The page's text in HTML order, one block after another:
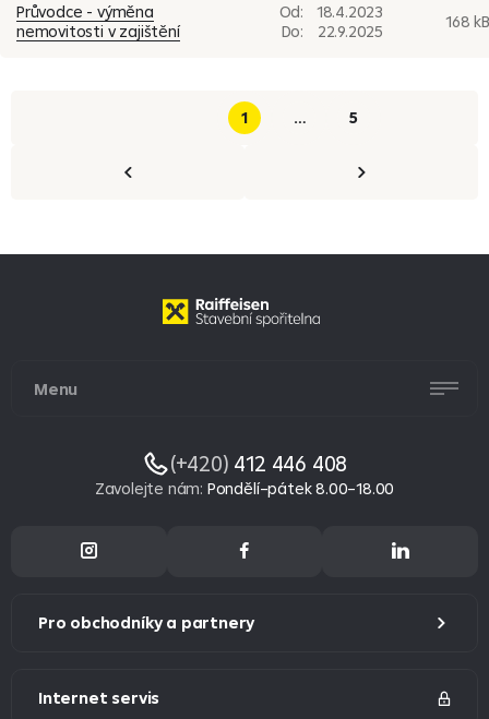
Průvodce - výměna
nemovitosti v zajištění
Od:
18.4.2023
Do:
22.9.2025 168 kB
1 … 5
Menu
(+420) 412 446 408
Zavolejte nám: Pondělí–pátek 8.00–18.00
Pro obchodníky a partnery
Internet servis